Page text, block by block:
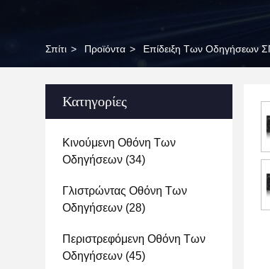
Σπίτι > Προϊόντα > Επίδειξη Των Οδηγήσεων
Κατηγορίες
Κινούμενη Οθόνη Των
Οδηγήσεων (34)
Γλιστρώντας Οθόνη Των
Οδηγήσεων (28)
Περιστρεφόμενη Οθόνη Των
Οδηγήσεων (45)